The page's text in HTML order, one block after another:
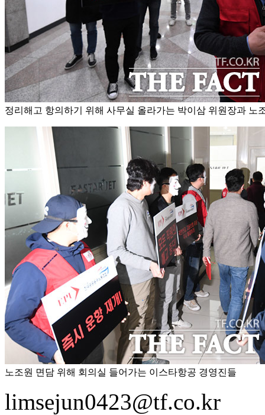
정리해고 항의하기 위해 사무실 올라가는 박이삼 위원장과 노
노조원 면담 위해 회의실 들어가는 이스타항공 경영진들
limsejun0423@tf.co.kr